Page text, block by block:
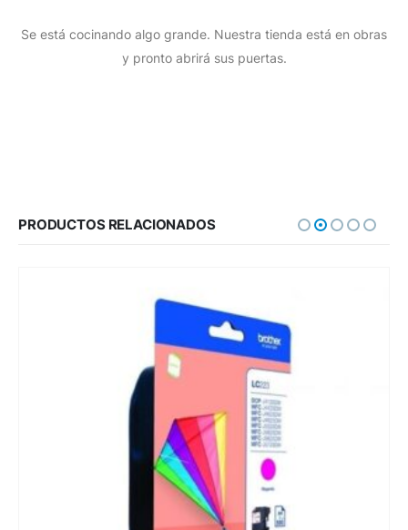
Se está cocinando algo grande. Nuestra tienda está en obras
y pronto abrirá sus puertas.
PRODUCTOS RELACIONADOS